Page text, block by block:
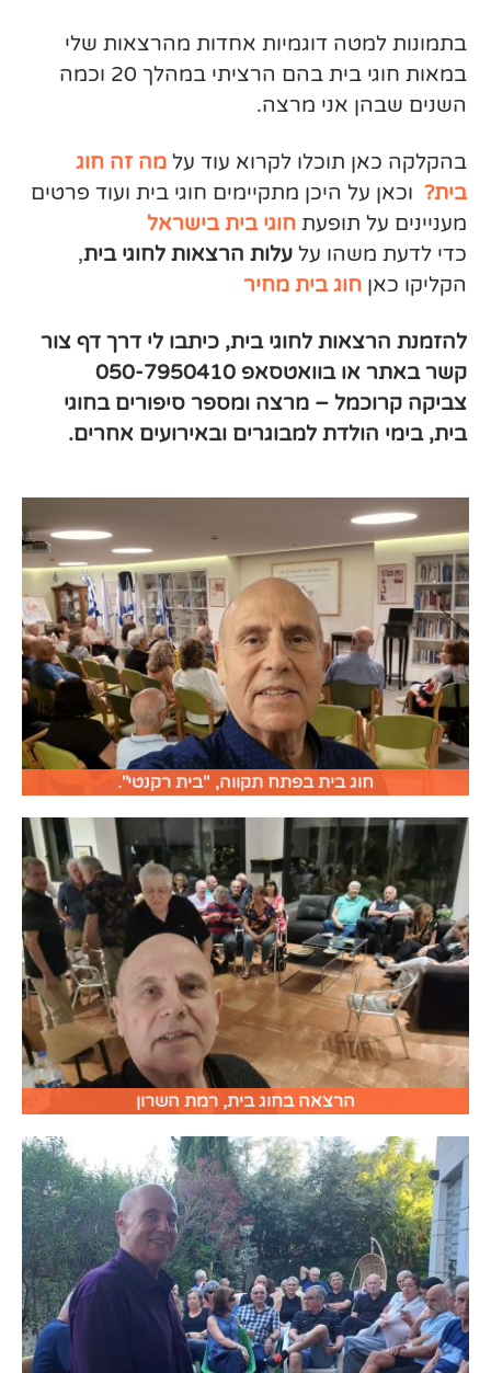
בתמונות למטה דוגמיות אחדות מהרצאות שלי
במאות חוגי בית בהם הרציתי במהלך 20 וכמה
השנים שבהן אני מרצה.
בהקלקה כאן תוכלו לקרוא עוד עלמה זה חוג
בית? וכאן על היכן מתקיימים חוגי בית ועוד פרטים
מעניינים על תופעתחוגי בית בישראל
כדי לדעת משהו עלעלות הרצאות לחוגי בית,
הקליקו כאןחוג בית מחיר
להזמנת הרצאות לחוגי בית, כיתבו לי דרך דף צור
קשר באתר או בוואטסאפ 050-7950410
צביקה קרוכמל – מרצה ומספר סיפורים בחוגי
בית, בימי הולדת למבוגרים ובאירועים אחרים.
חוג בית בפתח תקווה, "בית רקנטי".
הרצאה בחוג בית, רמת השרון